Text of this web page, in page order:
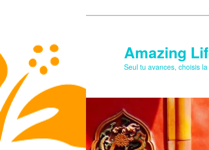
contenu
principal
Amazing
Seul tu avances, choisis